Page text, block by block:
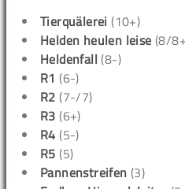
Tierquälerei (10+)
Helden heulen leise (8/
Heldenfall (8-)
R1 (6-)
R2 (7-/7)
R3 (6+)
R4 (5-)
R5 (5)
Pannenstreifen (3)